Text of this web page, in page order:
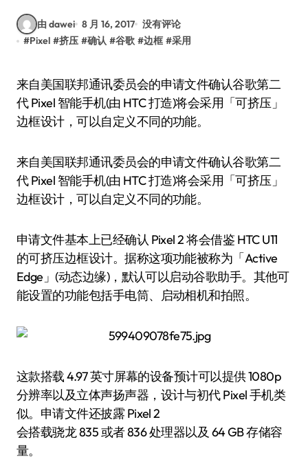
由 dawei 8 月 16, 2017 没有评论
#Pixel #挤压 #确认 #谷歌 #边框 #采用
来自美国联邦通讯委员会的申请文件确认谷歌第二
代 Pixel 智能手机(由 HTC 打造)将会采用「可挤压」
边框设计，可以自定义不同的功能。
来自美国联邦通讯委员会的申请文件确认谷歌第二
代 Pixel 智能手机(由 HTC 打造)将会采用「可挤压」
边框设计，可以自定义不同的功能。
申请文件基本上已经确认 Pixel 2 将会借鉴 HTC U11
的可挤压边框设计。据称这项功能被称为「Active
Edge」(动态边缘)，默认可以启动谷歌助手。其他可
能设置的功能包括手电筒、启动相机和拍照。
这款搭载 4.97 英寸屏幕的设备预计可以提供 1080p
分辨率以及立体声扬声器，设计与初代 Pixel 手机类
似。申请文件还披露 Pixel 2
会搭载骁龙 835 或者 836 处理器以及 64 GB 存储容
量。